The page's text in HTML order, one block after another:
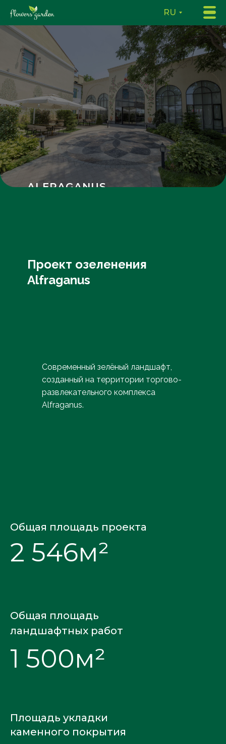
RU
ALFRAGANUS
Проект озеленения
Alfraganus
Современный зелёный ландшафт,
созданный на территории торгово-
развлекательного комплекса
Alfraganus.
1 500м²
2 546м²
Площадь укладки
каменного покрытия
Общая площадь
ландшафтных работ
Общая площадь проекта